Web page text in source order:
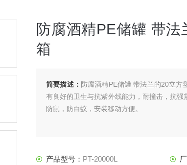
防腐酒精PE储罐 带
箱
简要描述： 防腐酒精PE储罐 带法兰的20立方
有良好的卫生与抗紫外线能力，耐撞击，抗强
防鼠，防白蚁，安装移动方便。
产品型号： PT-20000L